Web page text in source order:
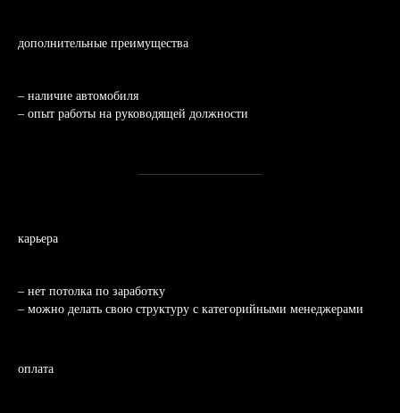
дополнительные преимущества
– наличие автомобиля
– опыт работы на руководящей должности
карьера
– нет потолка по заработку
– можно делать свою структуру с категорийными менеджерами
оплата